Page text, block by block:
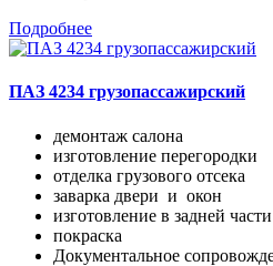
Подробнее
ПАЗ 4234 грузопассажирский
демонтаж салона
изготовление перегородки
отделка грузового отсека
заварка двери и окон
изготовление в задней
покраска
Документальное